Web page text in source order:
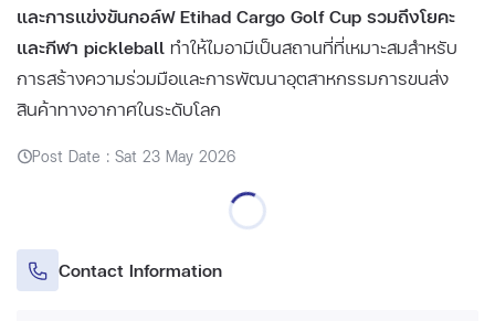
และการแข่งขันกอล์ฟ Etihad Cargo Golf Cup รวมถึงโยคะ
และกีฬา pickleball ทำให้ไมอามีเป็นสถานที่ที่เหมาะสมสำหรับ
การสร้างความร่วมมือและการพัฒนาอุตสาหกรรมการขนส่ง
สินค้าทางอากาศในระดับโลก
Post Date : Sat 23 May 2026
Contact Information